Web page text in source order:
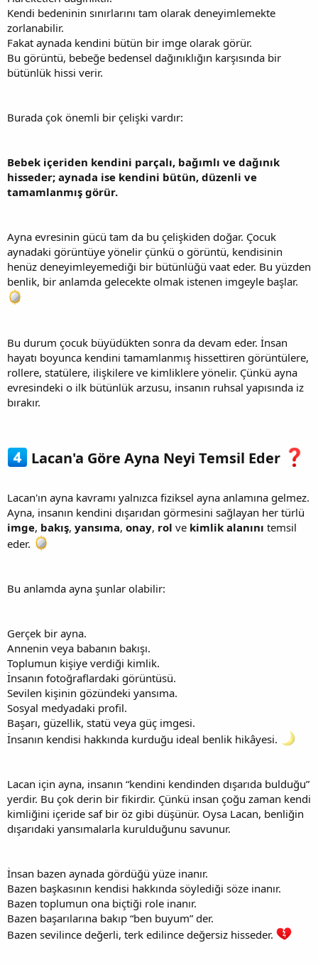
Kendi bedeninin sınırlarını tam olarak deneyimlemekte
zorlanabilir.
Fakat aynada kendini bütün bir imge olarak görür.
Bu görüntü, bebeğe bedensel dağınıklığın karşısında bir
bütünlük hissi verir.
Burada çok önemli bir çelişki vardır:
Bebek içeriden kendini parçalı, bağımlı ve dağınık
hisseder; aynada ise kendini bütün, düzenli ve
tamamlanmış görür.
Ayna evresinin gücü tam da bu çelişkiden doğar. Çocuk
aynadaki görüntüye yönelir çünkü o görüntü, kendisinin
henüz deneyimleyemediği bir bütünlüğü vaat eder. Bu yüzden
benlik, bir anlamda gelecekte olmak istenen imgeyle başlar.
Bu durum çocuk büyüdükten sonra da devam eder. İnsan
hayatı boyunca kendini tamamlanmış hissettiren görüntülere,
rollere, statülere, ilişkilere ve kimliklere yönelir. Çünkü ayna
evresindeki o ilk bütünlük arzusu, insanın ruhsal yapısında iz
bırakır.
Lacan'a Göre Ayna Neyi Temsil Eder
Lacan'ın ayna kavramı yalnızca fiziksel ayna anlamına gelmez.
Ayna, insanın kendini dışarıdan görmesini sağlayan her türlü
imge, bakış, yansıma, onay, rol ve kimlik alanını temsil
eder.
Bu anlamda ayna şunlar olabilir:
Gerçek bir ayna.
Annenin veya babanın bakışı.
Toplumun kişiye verdiği kimlik.
İnsanın fotoğraflardaki görüntüsü.
Sevilen kişinin gözündeki yansıma.
Sosyal medyadaki profil.
Başarı, güzellik, statü veya güç imgesi.
İnsanın kendisi hakkında kurduğu ideal benlik hikâyesi.
Lacan için ayna, insanın “kendini kendinden dışarıda bulduğu”
yerdir. Bu çok derin bir fikirdir. Çünkü insan çoğu zaman kendi
kimliğini içeride saf bir öz gibi düşünür. Oysa Lacan, benliğin
dışarıdaki yansımalarla kurulduğunu savunur.
İnsan bazen aynada gördüğü yüze inanır.
Bazen başkasının kendisi hakkında söylediği söze inanır.
Bazen toplumun ona biçtiği role inanır.
Bazen başarılarına bakıp “ben buyum” der.
Bazen sevilince değerli, terk edilince değersiz hisseder.